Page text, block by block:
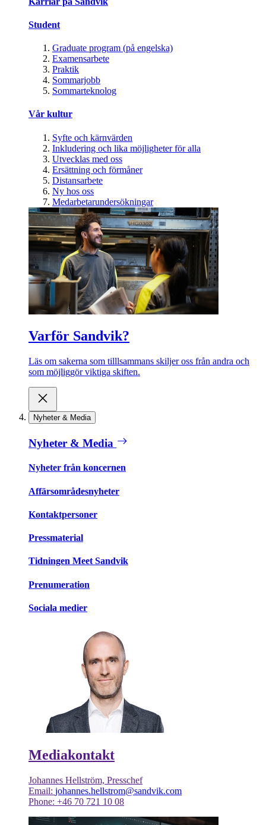
Student
Graduate program (på engelska)
Examensarbete
Praktik
Sommarjobb
Sommarteknolog
Vår kultur
Syfte och kärnvärden
Inkludering och lika möjligheter för alla
Utvecklas med oss
Ersättning och förmåner
Distansarbete
Ny hos oss
Medarbetarundersökningar
Varför Sandvik?
Läs om sakerna som tilllsammans skiljer oss från andra och
som möjliggör viktiga skiften.
Nyheter & Media
Nyheter & Media
Nyheter från koncernen
Affärsområdesnyheter
Kontaktpersoner
Pressmaterial
Tidningen Meet Sandvik
Prenumeration
Sociala medier
Mediakontakt
Johannes Hellström, Presschef
Email: johannes.hellstrom@sandvik.com
Phone: +46 70 721 10 08